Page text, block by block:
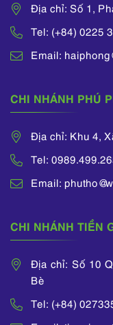
Địa chỉ: Số 1,
Tel: (+84) 0225
Email:
CHI NHÁNH PHÚ
Địa chỉ: Khu 4,
Tel:
Email:
CHI NHÁNH TIỀN
Địa chỉ: Số 10
Bè
Tel: (+84)